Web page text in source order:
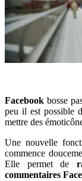
Facebook bosse
peu il est possible
mettre des
Une nouvelle
commence
Elle permet de
commentaires